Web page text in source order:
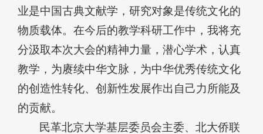
业是中国古典文献学，研究对象是传统文化的
物质载体。在今后的教学科研工作中，我将充
分汲取本次大会的精神力量，潜心学术，认真
教学，为赓续中华文脉，为中华优秀传统文化
的创造性转化、创新性发展作出自己力所能及
的贡献。
民革北京大学基层委员会主委、北大侨联